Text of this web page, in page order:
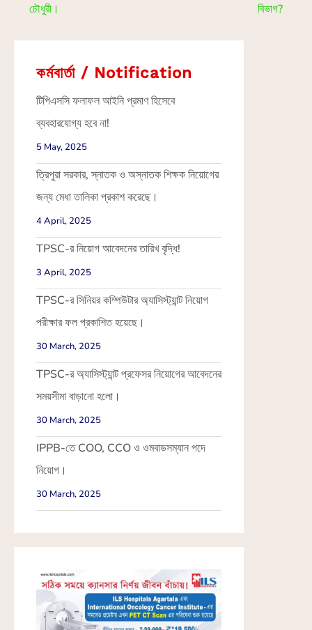
চৌধুরী।
বিভাগ?
কর্মবার্তা / Notification
টিপিএসসি ফলাফল আইনি প্রমাণ হিসেবে
ব্যবহারযোগ্য হবে না!
5 May, 2025
ত্রিপুরা সরকার, স্নাতক ও অস্নাতক শিক্ষক নিয়োগের
জন্য মেধা তালিকা প্রকাশ করেছে।
4 April, 2025
TPSC-র নিয়োগ আবেদনের তারিখ বৃদ্ধি!
3 April, 2025
TPSC-র সিনিয়র কম্পিউটার অ্যাসিস্ট্যান্ট নিয়োগ
পরীক্ষার ফল প্রকাশিত হয়েছে।
30 March, 2025
TPSC-র অ্যাসিস্ট্যান্ট প্রফেসর নিয়োগের আবেদনের
সময়সীমা বাড়ানো হলো।
30 March, 2025
IPPB-তে COO, CCO ও ওমবাডসম্যান পদে
নিয়োগ।
30 March, 2025